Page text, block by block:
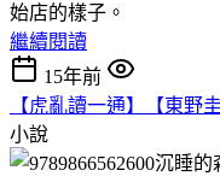
始店的樣子。
繼續閱讀
15年前
【虎亂讀一通】【東野
小說